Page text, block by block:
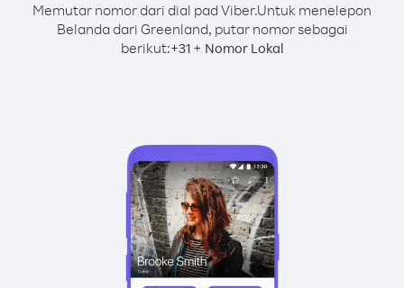
Memutar nomor dari dial pad Viber.Untuk menelepon
Belanda dari Greenland, putar nomor sebagai
berikut:+31+ Nomor Lokal